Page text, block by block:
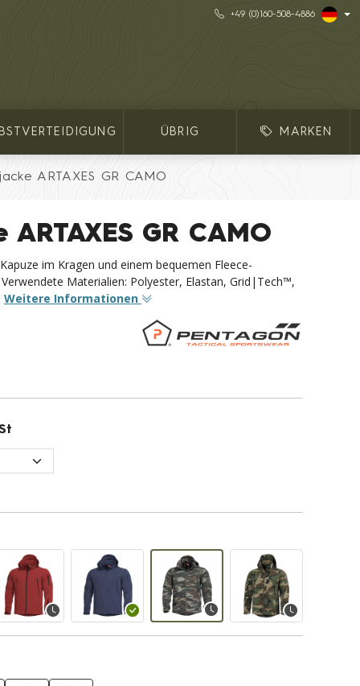
+49 (0)160-508-4886
ÜBRIG MARKEN
ARTAXES GR CAMO
GR CAMO
im Kragen und einem bequemen Fleece-
Materialien: Polyester, Elastan, Grid|Tech™,
Weitere Informationen